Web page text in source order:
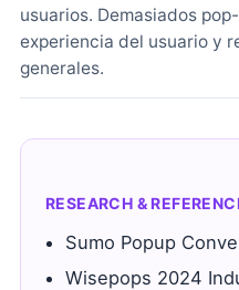
usuarios. Demasiados
experiencia del usuario y
generales.
RESEARCH &
Sumo Popup
Wisepops 2024